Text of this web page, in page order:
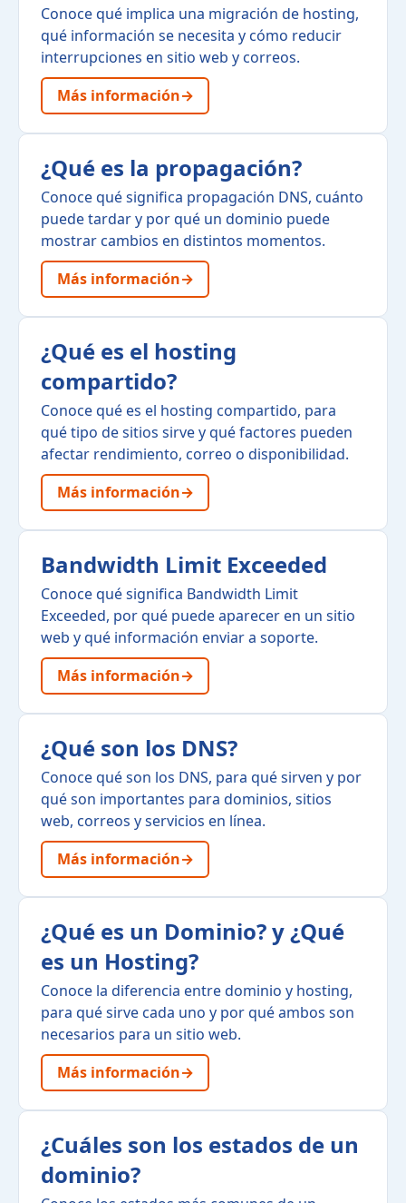
Conoce qué implica una migración de hosting,
qué información se necesita y cómo reducir
interrupciones en sitio web y correos.
Más información→
¿Qué es la propagación?
Conoce qué significa propagación DNS, cuánto
puede tardar y por qué un dominio puede
mostrar cambios en distintos momentos.
Más información→
¿Qué es el hosting
compartido?
Conoce qué es el hosting compartido, para
qué tipo de sitios sirve y qué factores pueden
afectar rendimiento, correo o disponibilidad.
Más información→
Bandwidth Limit Exceeded
Conoce qué significa Bandwidth Limit
Exceeded, por qué puede aparecer en un sitio
web y qué información enviar a soporte.
Más información→
¿Qué son los DNS?
Conoce qué son los DNS, para qué sirven y por
qué son importantes para dominios, sitios
web, correos y servicios en línea.
Más información→
¿Qué es un Dominio? y ¿Qué
es un Hosting?
Conoce la diferencia entre dominio y hosting,
para qué sirve cada uno y por qué ambos son
necesarios para un sitio web.
Más información→
¿Cuáles son los estados de un
dominio?